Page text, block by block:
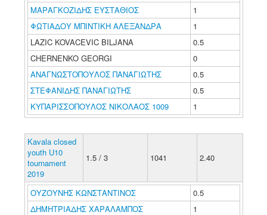
ΜΑΡΑΓΚΟΖΙΔΗΣ ΕΥΣΤΑΘΙΟΣ
1
ΦΩΤΙΑΔΟΥ ΜΠΙΝΤΙΚΗ ΑΛΕΞΑΝΔΡΑ
1
LAZIC KOVACEVIC BILJANA
0.5
CHERNENKO GEORGI
0
ΑΝΑΓΝΩΣΤΟΠΟΥΛΟΣ ΠΑΝΑΓΙΩΤΗΣ
0.5
ΣΤΕΦΑΝΙΔΗΣ ΠΑΝΑΓΙΩΤΗΣ
0.5
ΚΥΠΑΡΙΣΣΟΠΟΥΛΟΣ ΝΙΚΟΛΑΟΣ 1009
1
Kavala closed
youth U10
tournament
2019
1.5 / 3 1041 2.40
ΟΥΖΟΥΝΗΣ ΚΩΝΣΤΑΝΤΙΝΟΣ
0.5
ΔΗΜΗΤΡΙΑΔΗΣ ΧΑΡΑΛΑΜΠΟΣ
1